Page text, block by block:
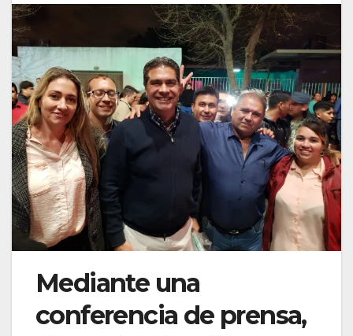
Mediante una
conferencia de prensa,